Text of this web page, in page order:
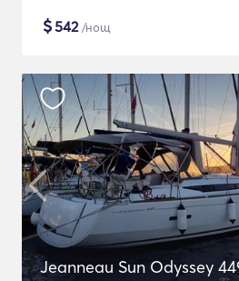
$542/нощ
Jeanneau Sun Odyssey